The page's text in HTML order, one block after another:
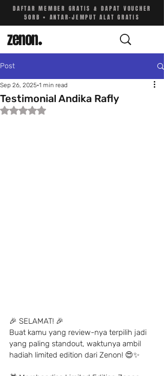
DAFTAR MEMBER GRATIS & DAPAT VOUCHER
50RB • ANTAR-JEMPUT ALAT GRATIS
zenon.
Post
Testimonial Andika Rafly
Sep 26, 2025 1 min read
Rated NaN out of 5 stars.
🎉 SELAMAT! 🎉
Buat kamu yang review-nya terpilih jadi
yang paling standout, waktunya ambil
hadiah limited edition dari Zenon! 😍✨